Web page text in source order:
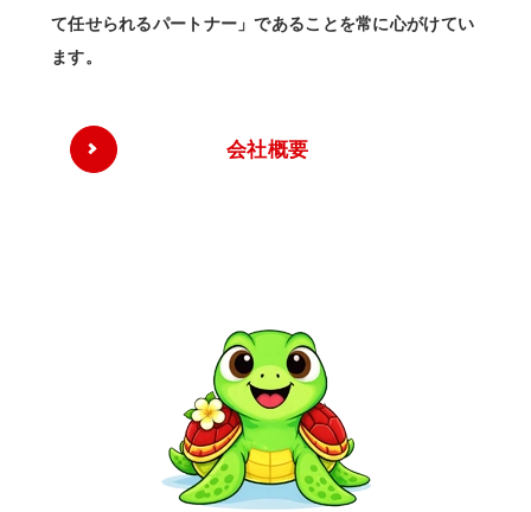
て任せられるパートナー」であることを常に心がけてい
ます。
会社概要